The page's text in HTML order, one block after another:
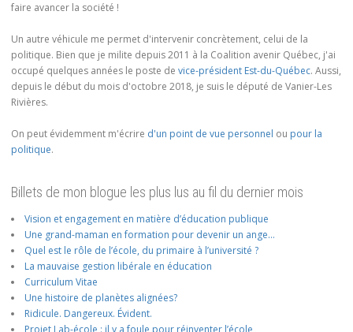
faire avancer la société !
Un autre véhicule me permet d'intervenir concrètement, celui de la
politique. Bien que je milite depuis 2011 à la Coalition avenir Québec, j'ai
occupé quelques années le poste de vice-président Est-du-Québec. Aussi,
depuis le début du mois d'octobre 2018, je suis le député de Vanier-Les
Rivières.
On peut évidemment m'écrire d'un point de vue personnel ou pour la
politique.
Billets de mon blogue les plus lus au fil du dernier mois
Vision et engagement en matière d’éducation publique
Une grand-maman en formation pour devenir un ange…
Quel est le rôle de l’école, du primaire à l’université ?
La mauvaise gestion libérale en éducation
Curriculum Vitae
Une histoire de planètes alignées?
Ridicule. Dangereux. Évident.